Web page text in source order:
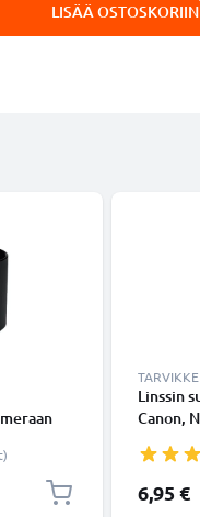
LISÄÄ OSTOSKORIIN
Linssin
Canon,
Inside
6,95 €